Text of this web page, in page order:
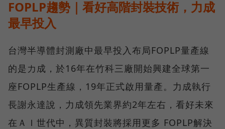
FOPLP趨勢｜看好高階封裝技術，力成
最早投入
台灣半導體封測廠中最早投入布局FOPLP量產線
的是力成，於16年在竹科三廠開始興建全球第一
座FOPLP生產線，19年正式啟用量產。力成執行
長謝永達說，力成領先業界約2年左右，看好未來
在ＡＩ世代中，異質封裝將採用更多 FOPLP解決